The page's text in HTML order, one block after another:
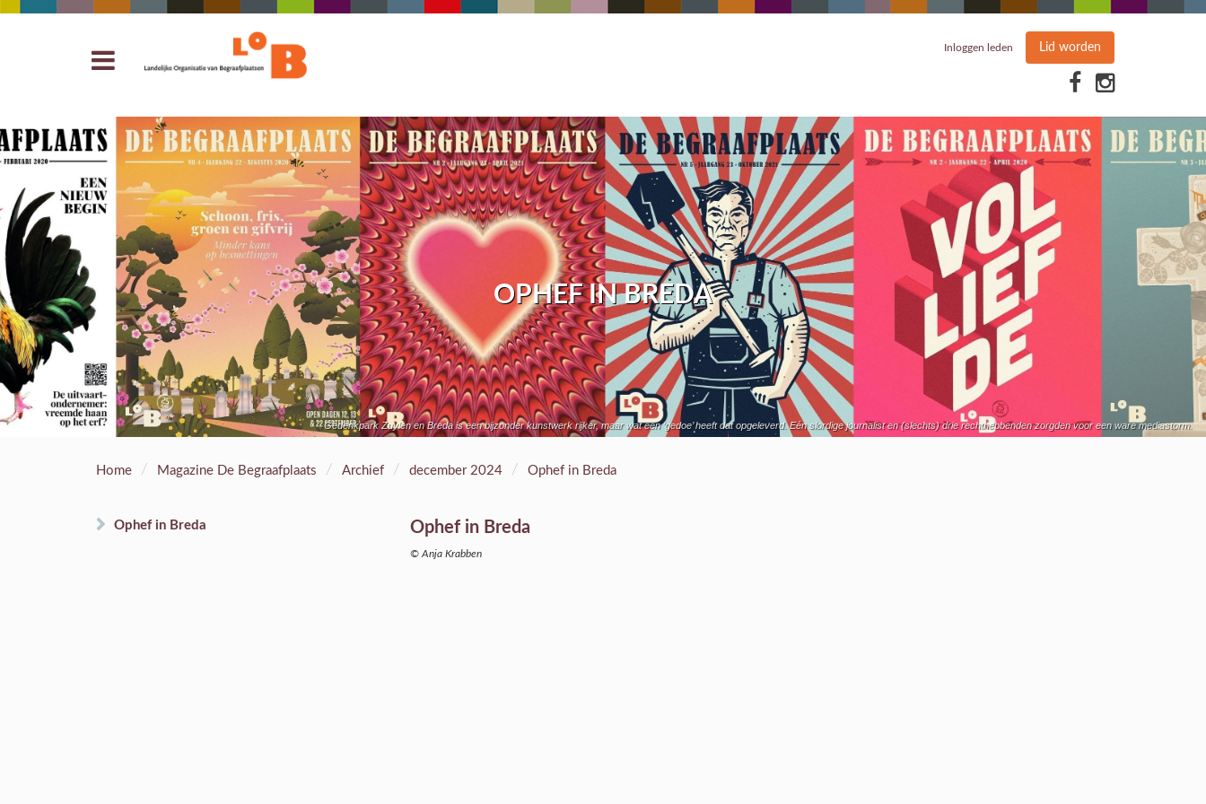
Inloggen leden Lid worden
OPHEF IN BREDA
Gedenkpark Zuylen en Breda is een bijzonder kunstwerk rijker, maar wat een ‘gedoe’ heeft dat opgeleverd. Eén slordige journalist en (slechts) drie rechthebbenden zorgden voor een ware mediastorm.
Home / Magazine De Begraafplaats / Archief / december 2024 / Ophef in Breda
Ophef in Breda Ophef in Breda
© Anja Krabben